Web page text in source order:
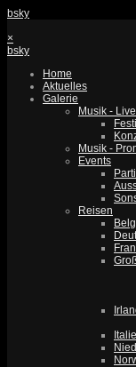
bsky
×
bsky
Home
Aktuelles
Galerie
Musik - Live
Musik -
Events
Reisen